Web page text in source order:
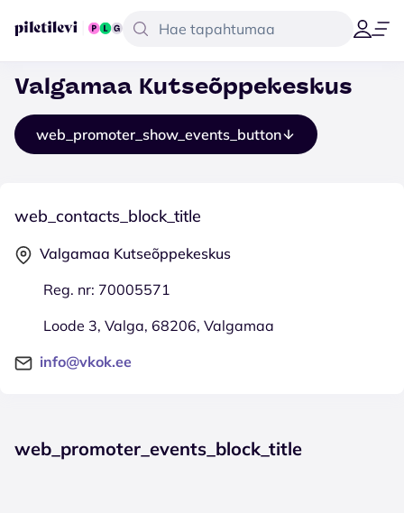
Valgamaa Kutseõppekeskus
web_promoter_show_events_button
web_contacts_block_title
Valgamaa Kutseõppekeskus
Reg. nr: 70005571
Loode 3, Valga, 68206, Valgamaa
info@vkok.ee
web_promoter_events_block_title